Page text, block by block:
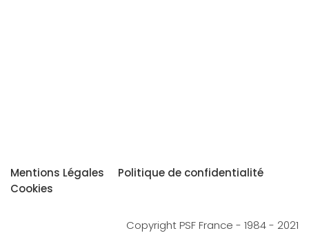
Mentions Légales
Politique de confidentialité
Cookies
Copyright PSF France - 1984 - 2021